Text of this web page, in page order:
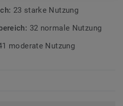
23 starke Nutzung
32 normale Nutzung
moderate Nutzung